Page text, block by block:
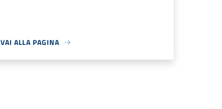
VAI ALLA PAGINA